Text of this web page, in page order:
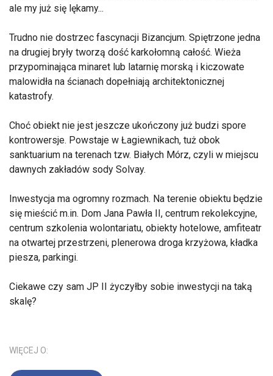
ale my już się lękamy...
Trudno nie dostrzec fascynacji Bizancjum. Spiętrzone jedna
na drugiej bryły tworzą dość karkołomną całość. Wieża
przypominająca minaret lub latarnię morską i kiczowate
malowidła na ścianach dopełniają architektonicznej
katastrofy.
Choć obiekt nie jest jeszcze ukończony już budzi spore
kontrowersje. Powstaje w Łagiewnikach, tuż obok
sanktuarium na terenach tzw. Białych Mórz, czyli w miejscu
dawnych zakładów sody Solvay.
Inwestycja ma ogromny rozmach. Na terenie obiektu będzie
się mieścić m.in. Dom Jana Pawła II, centrum rekolekcyjne,
centrum szkolenia wolontariatu, obiekty hotelowe, amfiteatr
na otwartej przestrzeni, plenerowa droga krzyżowa, kładka
piesza, parkingi.
Ciekawe czy sam JP II życzyłby sobie inwestycji na taką
skalę?
WIĘCEJ O: